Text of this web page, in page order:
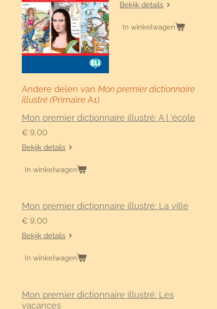
Bekijk details
In winkelwagen
Andere delen van Mon premier dictionnaire
illustré (Primaire A1)
Mon premier dictionnaire illustré: A l 'école
€ 9,00
Bekijk details
In winkelwagen
Mon premier dictionnaire illustré: La ville
€ 9,00
Bekijk details
In winkelwagen
Mon premier dictionnaire illustré: Les
vacances